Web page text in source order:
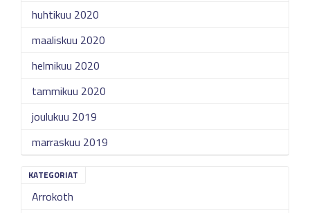
huhtikuu 2020
maaliskuu 2020
helmikuu 2020
tammikuu 2020
joulukuu 2019
marraskuu 2019
KATEGORIAT
Arrokoth